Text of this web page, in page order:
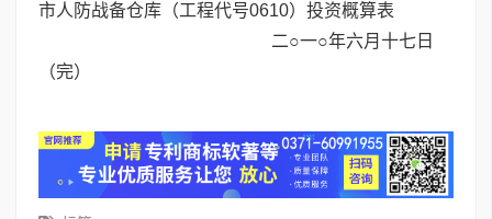
市人防战备仓库（工程代号0610）投资概算表
二○一○年六月十七日
（完）